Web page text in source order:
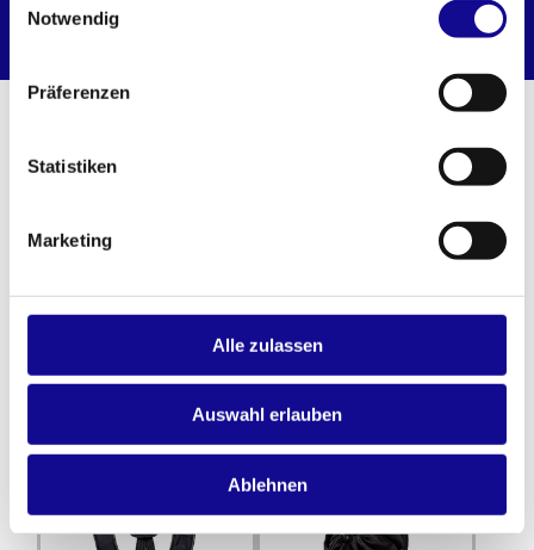
Notwendig
Präferenzen
Statistiken
Marketing
Alle zulassen
Auswahl erlauben
Ablehnen
transparent
BOXX SYSTEM
Deckeleinlage klein XLB 172 Insetboxenset H3 CT M 74